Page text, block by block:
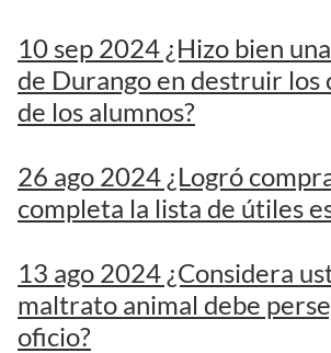
10 sep 2024 ¿Hizo bien
de Durango en destruir los
de los alumnos?
26 ago 2024 ¿Logró
completa la lista de útiles
13 ago 2024 ¿Considera
maltrato animal debe
oficio?